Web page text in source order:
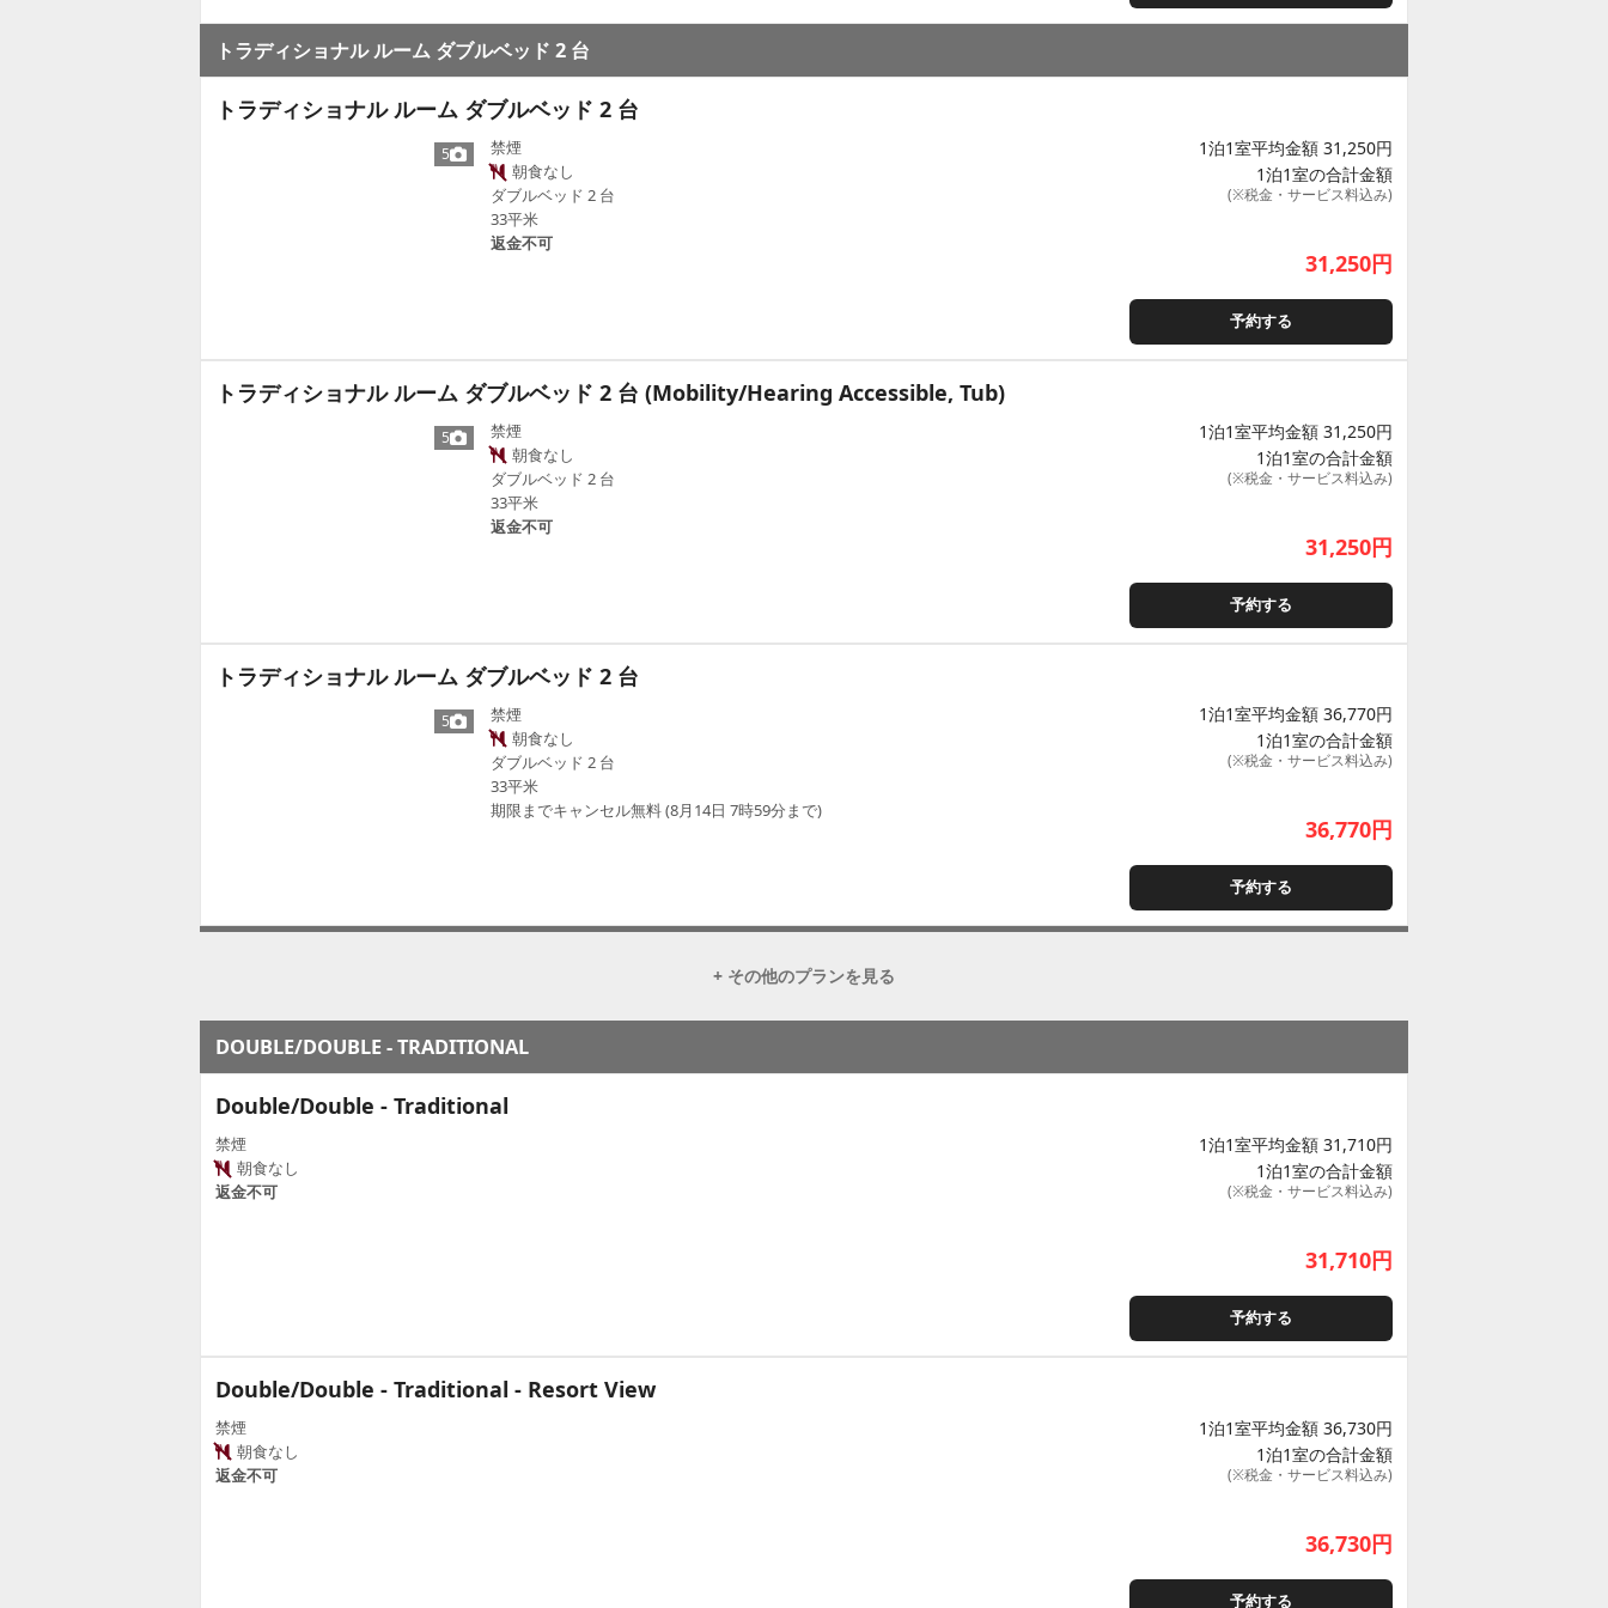
トラディショナル ルーム ダブルベッド 2 台
トラディショナル ルーム ダブルベッド 2 台
5
禁煙
朝食なし
ダブルベッド 2 台
33平米
返金不可
1泊1室平均金額 31,250円
1泊1室の合計金額
(※税金・サービス料込み)
31,250円
予約する
トラディショナル ルーム ダブルベッド 2 台 (Mobility/Hearing Accessible, Tub)
5
禁煙
朝食なし
ダブルベッド 2 台
33平米
返金不可
1泊1室平均金額 31,250円
1泊1室の合計金額
(※税金・サービス料込み)
31,250円
予約する
トラディショナル ルーム ダブルベッド 2 台
5
禁煙
朝食なし
ダブルベッド 2 台
33平米
期限までキャンセル無料 (8月14日 7時59分まで)
1泊1室平均金額 36,770円
1泊1室の合計金額
(※税金・サービス料込み)
36,770円
予約する
+ その他のプランを見る
DOUBLE/DOUBLE - TRADITIONAL
Double/Double - Traditional
禁煙
朝食なし
返金不可
1泊1室平均金額 31,710円
1泊1室の合計金額
(※税金・サービス料込み)
31,710円
予約する
Double/Double - Traditional - Resort View
禁煙
朝食なし
返金不可
1泊1室平均金額 36,730円
1泊1室の合計金額
(※税金・サービス料込み)
36,730円
予約する